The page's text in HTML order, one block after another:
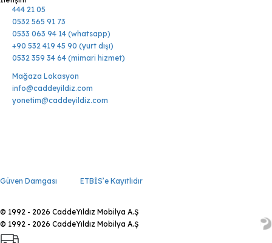
444 21 05
0532 565 91 73
0533 063 94 14 (whatsapp)
+90 532 419 45 90 (yurt dışı)
0532 359 34 64 (mimari hizmet)
Mağaza Lokasyon
info@caddeyildiz.com
yonetim@caddeyildiz.com
Güven Damgası ETBİS’e Kayıtlıdır
© 1992 - 2026 CaddeYıldız Mobilya A.Ş
© 1992 - 2026 CaddeYıldız Mobilya A.Ş